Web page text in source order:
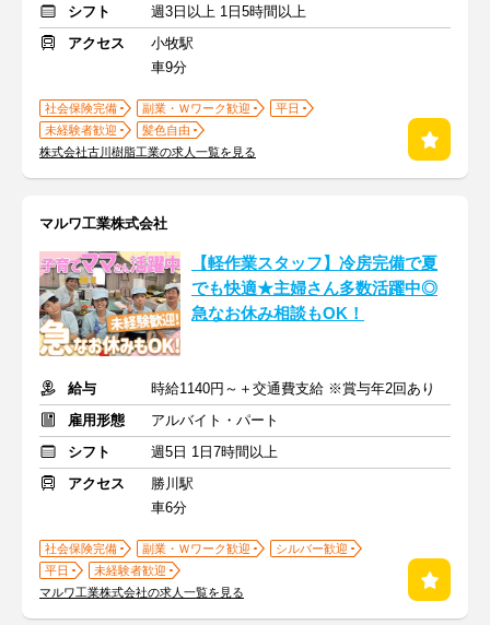
シフト
週3日以上 1日5時間以上
アクセス
小牧駅
車9分
社会保険完備 副業・Ｗワーク歓迎
平日
未経験者歓迎
髪色自由
株式会社古川樹脂工業の求人一覧を見る
マルワ工業株式会社
【軽作業スタッフ】冷房完備で夏
でも快適★主婦さん多数活躍中◎
急なお休み相談もOK！
給与
時給1140円～＋交通費支給 ※賞与年2回あり
雇用形態
アルバイト・パート
シフト
週5日 1日7時間以上
アクセス
勝川駅
車6分
社会保険完備 副業・Ｗワーク歓迎
シルバー歓迎
平日
未経験者歓迎
マルワ工業株式会社の求人一覧を見る